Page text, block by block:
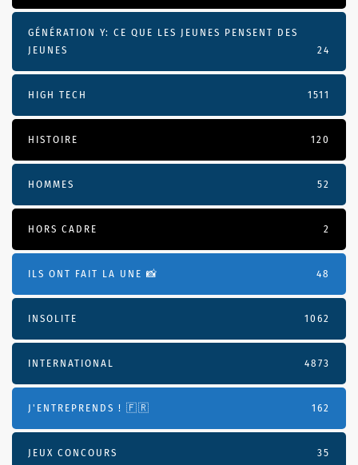
GÉNÉRATION Y: CE QUE LES JEUNES PENSENT DES
JEUNES
24
HIGH TECH 1511
HISTOIRE 120
HOMMES 52
HORS CADRE 2
ILS ONT FAIT LA UNE 📸 48
INSOLITE 1062
INTERNATIONAL 4873
J'ENTREPRENDS ! 🇫🇷 162
JEUX CONCOURS 35